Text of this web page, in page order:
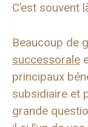
C’est souvent
Beaucoup de
successorale
principaux
subsidiaire et
grande